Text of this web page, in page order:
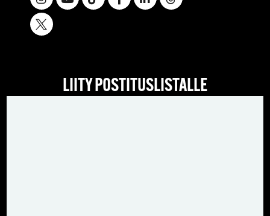
LIITY POSTITUSLISTALLE